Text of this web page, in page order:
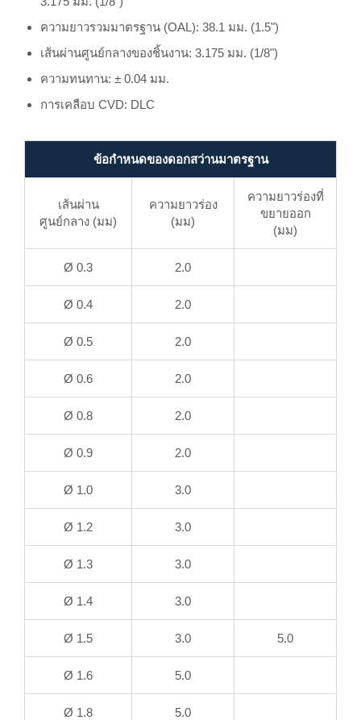
ความยาวรวมมาตรฐาน (OAL): 38.1 มม. (1.5")
เส้นผ่านศูนย์กลางของชิ้นงาน: 3.175 มม. (1/8")
ความทนทาน: ± 0.04 มม.
การเคลือบ CVD: DLC
ข้อกำหนดของดอกสว่านมาตรฐาน
เส้นผ่าน
ศูนย์กลาง (มม)
ความยาวร่อง
(มม)
ความยาวร่องที่
ขยายออก
(มม)
Ø 0.3 2.0
Ø 0.4 2.0
Ø 0.5 2.0
Ø 0.6 2.0
Ø 0.8 2.0
Ø 0.9 2.0
Ø 1.0 3.0
Ø 1.2 3.0
Ø 1.3 3.0
Ø 1.4 3.0
Ø 1.5 3.0 5.0
Ø 1.6 5.0
Ø 1.8 5.0